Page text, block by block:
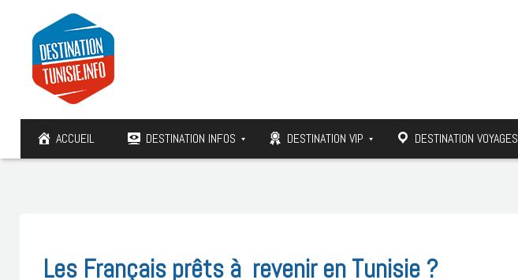
ACCUEIL DESTINATION INFOS DESTINATION VIP DESTINATION VOYAGES
Les Français prêts à revenir en Tunisie ?